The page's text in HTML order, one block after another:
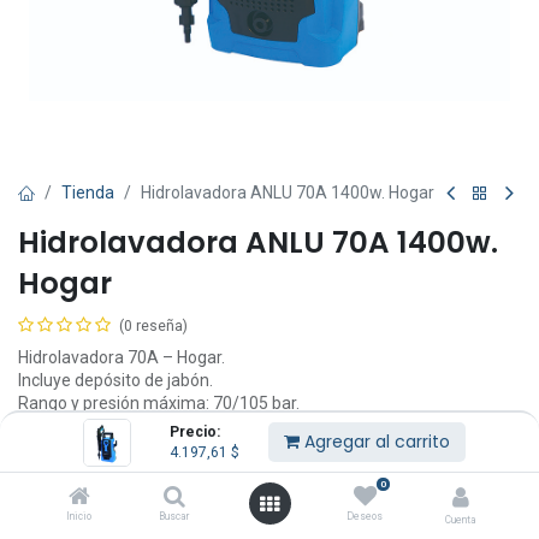
Precio:
4.197,61 $ Agregar al carrito
Inicio Buscar
0
Deseos Cuenta
Tienda Hidrolavadora ANLU 70A 1400w. Hogar
Hidrolavadora ANLU 70A 1400w.
Hogar
(0 reseña)
Hidrolavadora 70A – Hogar.
Incluye depósito de jabón.
Rango y presión máxima: 70/105 bar.
Flujo de agua: 5.5 litros/min.
Potencia: 1400 W.
Tipo de motor: Carbones con protección térmica.
Largo de manguera y cable: 5 m.
Peso: 6.5 kg.